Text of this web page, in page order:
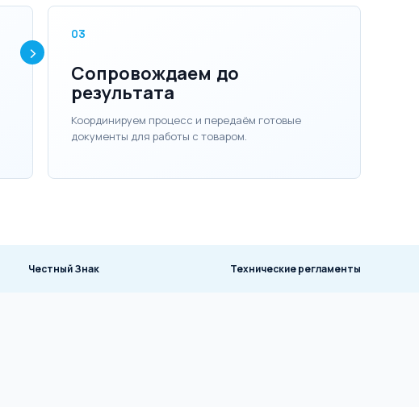
03
Сопровождаем до
результата
Координируем процесс и передаём готовые
документы для работы с товаром.
Честный Знак Технические регламенты